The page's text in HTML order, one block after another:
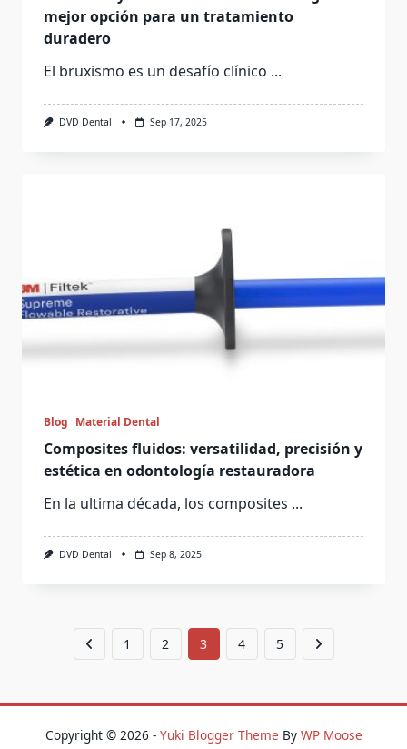
mejor opción para un tratamiento
duradero
El bruxismo es un desafío clínico ...
DVD Dental Sep 17, 2025
Blog Material Dental
Composites fluidos: versatilidad, precisión y
estética en odontología restauradora
En la ultima década, los composites ...
DVD Dental Sep 8, 2025
1 2 3 4 5
Copyright © 2026 - Yuki Blogger Theme By WP Moose